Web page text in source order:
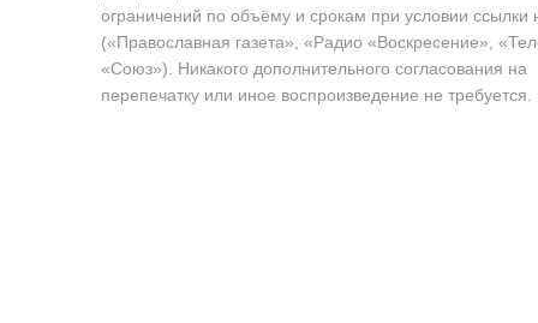
ограничений по объёму и срокам при условии ссылки
(«Православная газета», «Радио «Воскресение»,
«Союз»). Никакого дополнительного согласования на
перепечатку или иное воспроизведение не требуется.